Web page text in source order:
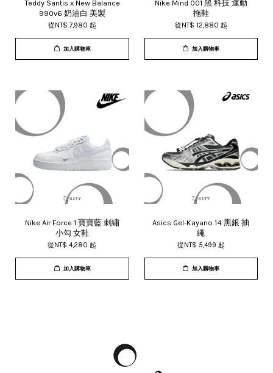
Teddy Santis x New Balance
990v6 奶油白 美製
從 NT$ 7,980 起
加入購物車
Nike Mind 001 黑 科技 運動
拖鞋
從 NT$ 12,880 起
加入購物車
Nike Air Force 1 寶寶藍 刺繡
小勾 女鞋
從 NT$ 4,280起
加入購物車
Asics Gel-Kayano 14 黑銀 抽
繩
從 NT$ 5,499 起
加入購物車